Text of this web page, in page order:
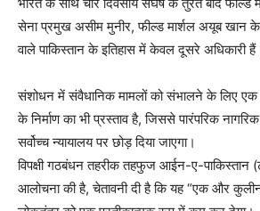
सेना प्रमुख असीम मुनीर, फील्ड मार्शल अयूब खान
वाले पाकिस्तान के इतिहास में केवल दूसरे अधिकारी
संशोधन में संवैधानिक मामलों को संभालने के लिए एक
के निर्माण का भी प्रस्ताव है, जिससे पारंपरिक
सर्वोच्च न्यायालय पर छोड़ दिया जाएगा।
विपक्षी गठबंधन तहरीक तहफुज आईन-ए-पाकिस्तान
आलोचना की है, चेतावनी दी है कि यह “एक और